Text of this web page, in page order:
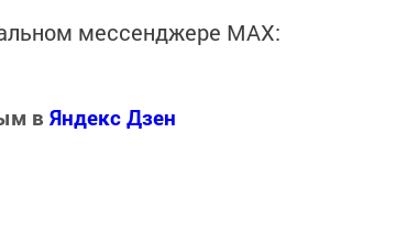
мессенджере MАХ:
в Яндекс Дзен